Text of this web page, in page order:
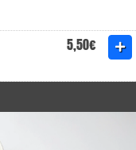
5,50€